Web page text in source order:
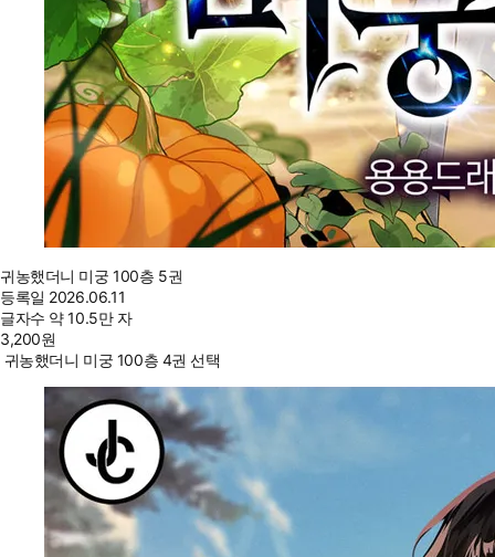
귀농했더니 미궁 100층 5권
등록일 2026.06.11
글자수 약 10.5만 자
3,200원
귀농했더니 미궁 100층 4권 선택